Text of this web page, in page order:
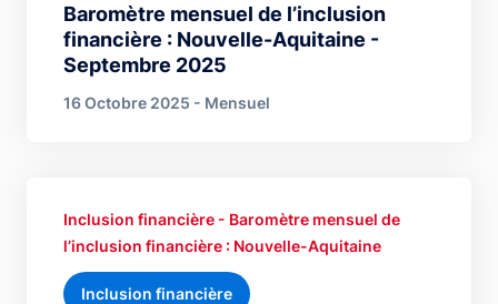
Baromètre mensuel de l’inclusion
financière : Nouvelle-Aquitaine -
Septembre 2025
16 Octobre 2025 - Mensuel
Inclusion financière - Baromètre mensuel de
l’inclusion financière : Nouvelle-Aquitaine
Inclusion financière